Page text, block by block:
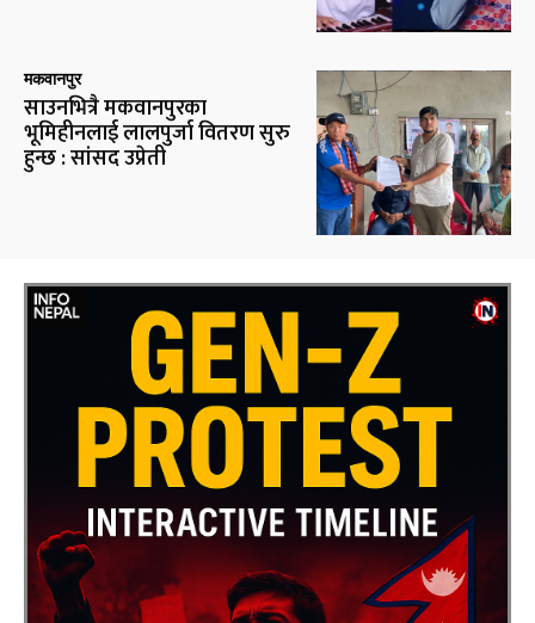
मकवानपुर
साउनभित्रै मकवानपुरका
भूमिहीनलाई लालपुर्जा वितरण सुरु
हुन्छ : सांसद उप्रेती